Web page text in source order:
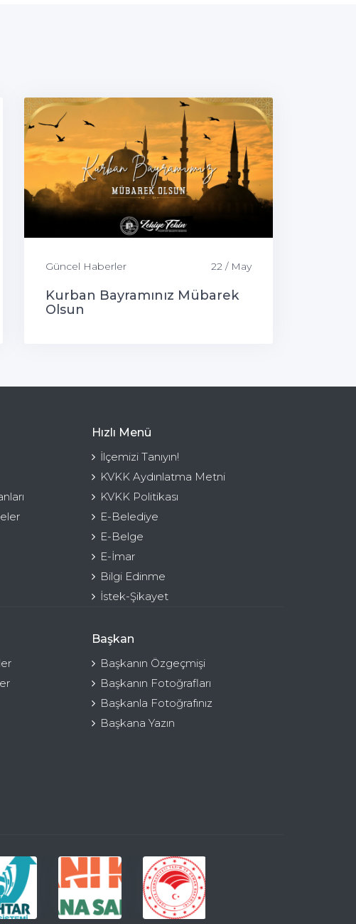
Güncel Haberler 22 / May
Kurban Bayramınız Mübarek
Olsun
Hızlı Menü
İlçemizi Tanıyın!
KVKK Aydınlatma Metni
KVKK Politikası
E-Belediye
E-Belge
E-İmar
Bilgi Edinme
İstek-Şikayet
Başkan
Başkanın Özgeçmişi
Başkanın Fotoğrafları
Başkanla Fotoğrafınız
Başkana Yazın